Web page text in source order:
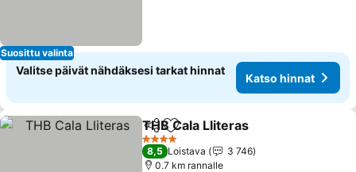
Suosittu valinta
Valitse päivät nähdäksesi tarkat hinnat
Katso hinnat
Jaa Lisää suosikkeihin
THB Cala Lliteras
4 Tähtiluokitus
8,5 Loistava
3 746
0.7 km rannalle